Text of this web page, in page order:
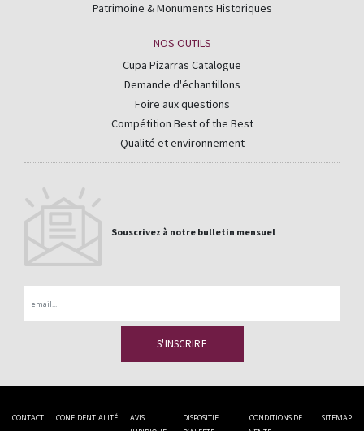
Patrimoine & Monuments Historiques
NOS OUTILS
Cupa Pizarras Catalogue
Demande d'échantillons
Foire aux questions
Compétition Best of the Best
Qualité et environnement
Souscrivez à notre bulletin mensuel
CONTACT CONFIDENTIALITÉ
AVIS
DISPOSITIF
CONDITIONS DE
SITEMAP